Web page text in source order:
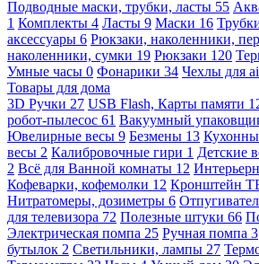
Подводные маски, трубки, ласты 55
1 Комплекты 4 Ласты 9 Маски 16
аксессуары 6 Рюкзаки, наколенники,
наколенники, сумки 19 Рюкзаки 120
Умные часы 0 Фонарики 34 Чехлы для
Товары для дома
3D Ручки 27 USB Flash, Карты памяти
робот-пылесос 61 Вакуумный
Ювелирные весы 9 Безмены 13
весы 2 Калибровочные гири 1 Детские
2 Всё для Ванной комнаты 12
Кофеварки, кофемолки 12 Кронштейн
Нитратомеры, дозиметры 6
для телевизора 72 Полезные штуки 66
Электрическая помпа 25 Ручная помпа 3
бутылок 2 Светильники, лампы 27